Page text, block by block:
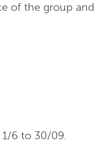
of the group
6 to 30/09.